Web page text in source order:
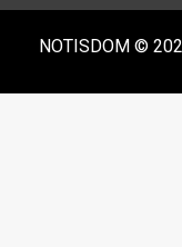
NOTISDOM ©